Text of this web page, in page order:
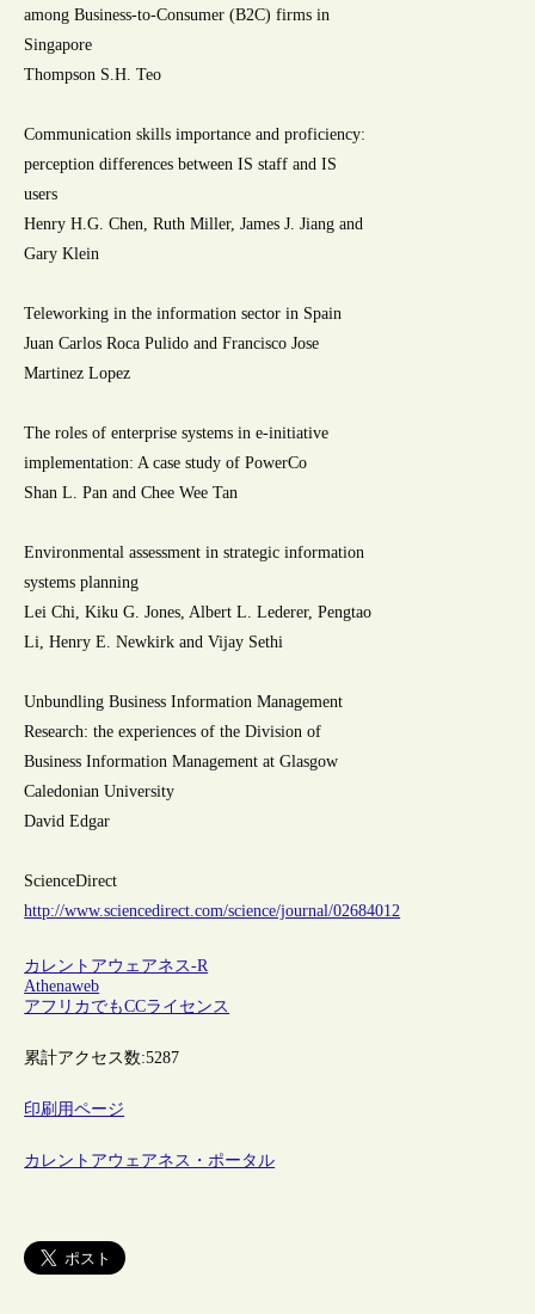
among Business-to-Consumer (B2C) firms in
Singapore
Thompson S.H. Teo
Communication skills importance and proficiency:
perception differences between IS staff and IS
users
Henry H.G. Chen, Ruth Miller, James J. Jiang and
Gary Klein
Teleworking in the information sector in Spain
Juan Carlos Roca Pulido and Francisco Jose
Martinez Lopez
The roles of enterprise systems in e-initiative
implementation: A case study of PowerCo
Shan L. Pan and Chee Wee Tan
Environmental assessment in strategic information
systems planning
Lei Chi, Kiku G. Jones, Albert L. Lederer, Pengtao
Li, Henry E. Newkirk and Vijay Sethi
Unbundling Business Information Management
Research: the experiences of the Division of
Business Information Management at Glasgow
Caledonian University
David Edgar
ScienceDirect
http://www.sciencedirect.com/science/journal/02684012
カレントアウェアネス-R
Athenaweb
アフリカでもCCライセンス
累計アクセス数:5287
印刷用ページ
カレントアウェアネス・ポータル